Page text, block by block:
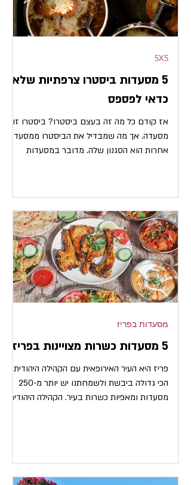
5 מסעדות ביסטרו צרפתיות שלא
כדאי לפספס
אז קודם כל מה זה בעצם ביסטרו? ביסטרו זו
מסעדה. אך מה שמבדיל את הביסטרו ממסעדות
אחרות הוא הסגנון שלה. מדובר במסעדות
5X5
5 מסעדות כשרות מצויינות בפריז
פריז היא העיר האירופאית עם הקהילה היהודית
הכי גדולה ביבשת ולשמחתנו יש יותר מ-250
מסעדות ומאפיות כשרות בעיר. הקהילה היהודית
מסעדות בפריז